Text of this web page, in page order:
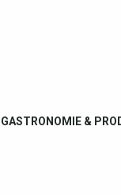
GASTRONOMIE &